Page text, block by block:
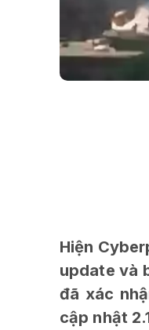
Hiện
update và
đã xác
cập nhật